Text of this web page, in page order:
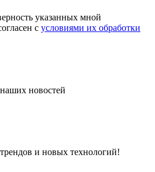
указанных мной
с условиями их обработки
новостей
и новых технологий!